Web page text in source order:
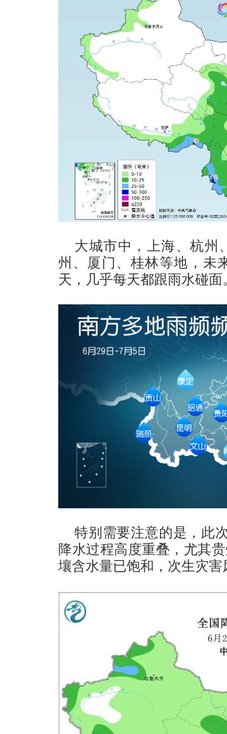
大城市中，上海、杭州
州、厦门、桂林等地，未
天，几乎每天都跟雨水碰面
特别需要注意的是，此
降水过程高度重叠，尤其
壤含水量已饱和，次生灾